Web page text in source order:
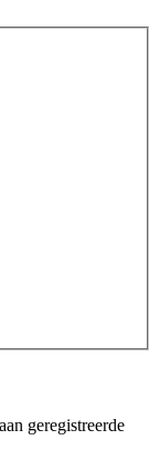
geregistreerde